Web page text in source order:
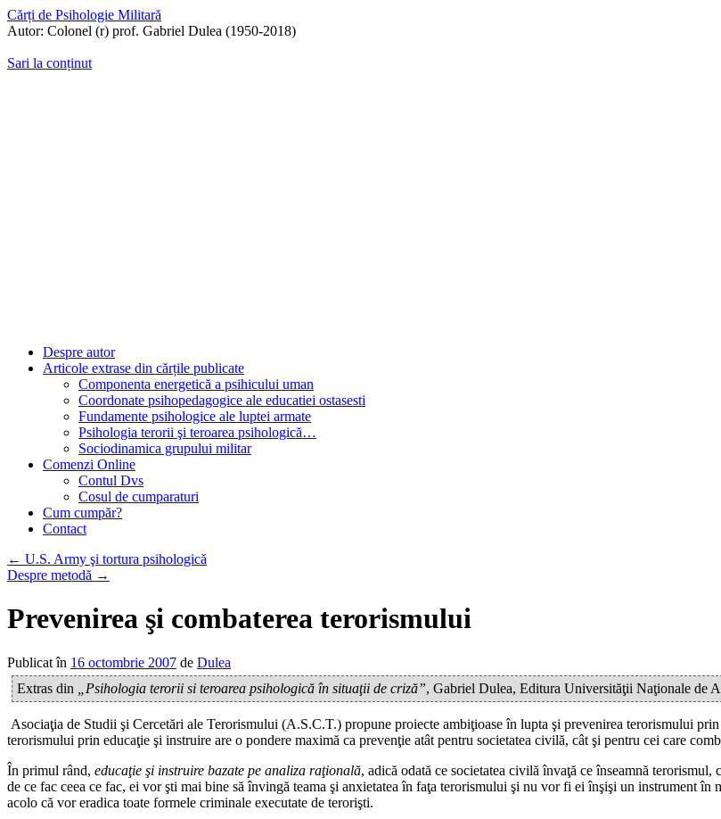
Cărți de Psihologie Militară
Autor: Colonel (r) prof. Gabriel Dulea (1950-2018)
Sari la conținut
Despre autor
Articole extrase din cărțile publicate
Componenta energetică a psihicului uman
Coordonate psihopedagogice ale educatiei ostasesti
Fundamente psihologice ale luptei armate
Psihologia terorii şi teroarea psihologică…
Sociodinamica grupului militar
Comenzi Online
Contul Dvs
Cosul de cumparaturi
Cum cumpăr?
Contact
← U.S. Army şi tortura psihologică
Despre metodă →
Prevenirea şi combaterea terorismului
Publicat în 16 octombrie 2007 de Dulea
Extras din
„Psihologia terorii si teroarea psihologică în situaţii de criză”, Gabriel Dulea, Editura Universităţii Naţionale de
Asociaţia de Studii şi Cercetări ale Terorismului (A.S.C.T.) propune proiecte ambiţioase în lupta şi prevenirea terorismului
terorismului prin educaţie şi instruire are o pondere maximă ca prevenţie atât pentru societatea civilă, cât şi pentru cei care
În primul rând, educaţie şi instruire bazate pe analiza raţională, adică odată ce societatea civilă învaţă ce înseamnă
de ce fac ceea ce fac, ei vor şti mai bine să învingă teama şi anxietatea în faţa terorismului şi nu vor fi ei înşişi un instrument
acolo că vor eradica toate formele criminale executate de terorişti.